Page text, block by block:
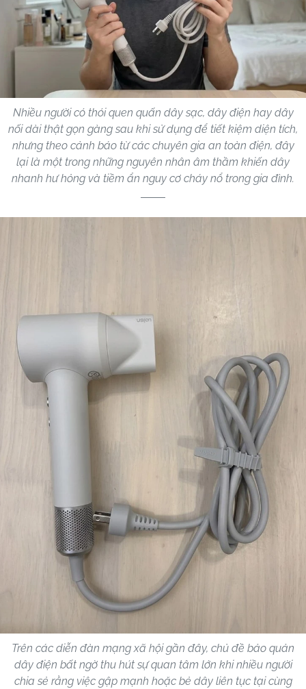
Nhiều người có thói quen quấn dây sạc, dây điện hay dây
nối dài thật gọn gàng sau khi sử dụng để tiết kiệm diện tích,
nhưng theo cảnh báo từ các chuyên gia an toàn điện, đây
lại là một trong những nguyên nhân âm thầm khiến dây
nhanh hư hỏng và tiềm ẩn nguy cơ cháy nổ trong gia đình.
Trên các diễn đàn mạng xã hội gần đây, chủ đề bảo quản
dây điện bất ngờ thu hút sự quan tâm lớn khi nhiều người
chia sẻ rằng việc gập mạnh hoặc bẻ dây liên tục tại cùng